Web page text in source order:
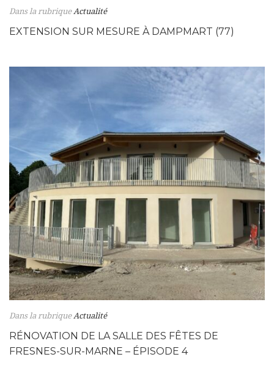
Dans la rubrique Actualité
EXTENSION SUR MESURE À DAMPMART (77)
Dans la rubriqueActualité
RÉNOVATION DE LA SALLE DES FÊTES DE
FRESNES-SUR-MARNE – ÉPISODE 4